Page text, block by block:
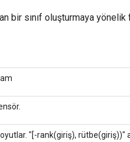
bir sınıf oluşturmaya
"[-rank(giriş), rütbe(giriş))"